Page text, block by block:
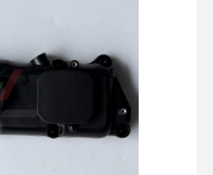
Chi Siamo